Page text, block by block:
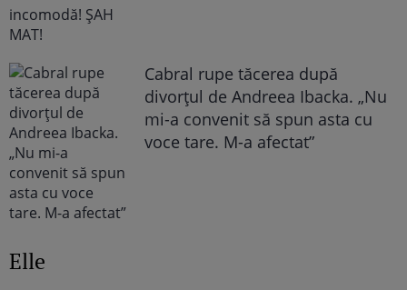
Cabral rupe tăcerea după
divorțul de Andreea Ibacka. „Nu
mi-a convenit să spun asta cu
voce tare. M-a afectat”
Elle